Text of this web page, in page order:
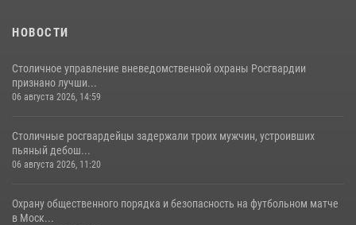
НОВОСТИ
Столичное управление вневедомственной охраны Росгвардии
признано лучши...
06 августа 2026, 14:59
Столичные росгвардейцы задержали троих мужчин, устроивших
пьяный дебош...
06 августа 2026, 11:20
Охрану общественного порядка и безопасность на футбольном матче
в Моск...